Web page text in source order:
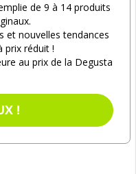
de 9 à 14 produits
et nouvelles tendances
prix réduit !
au prix de la Degusta
!